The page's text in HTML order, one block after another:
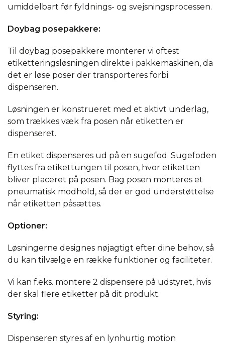
umiddelbart før fyldnings- og svejsningsprocessen.
Doybag posepakkere:
Til doybag posepakkere monterer vi oftest
etiketteringsløsningen direkte i pakkemaskinen, da
det er løse poser der transporteres forbi
dispenseren.
Løsningen er konstrueret med et aktivt underlag,
som trækkes væk fra posen når etiketten er
dispenseret.
En etiket dispenseres ud på en sugefod. Sugefoden
flyttes fra etikettungen til posen, hvor etiketten
bliver placeret på posen. Bag posen monteres et
pneumatisk modhold, så der er god understøttelse
når etiketten påsættes.
Optioner:
Løsningerne designes nøjagtigt efter dine behov, så
du kan tilvælge en række funktioner og faciliteter.
Vi kan f.eks. montere 2 dispensere på udstyret, hvis
der skal flere etiketter på dit produkt.
Styring:
Dispenseren styres af en lynhurtig motion